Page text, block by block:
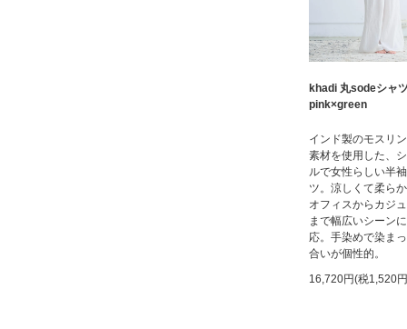
khadi 丸sodeシャ
pink×green
インド製のモスリ
素材を使用した、
ルで女性らしい半
ツ。涼しくて柔ら
オフィスからカジ
まで幅広いシーン
応。手染めで染ま
合いが個性的。
16,720円(税1,520